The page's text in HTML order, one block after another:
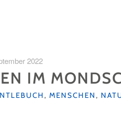
2022
IM
, MENSCHEN,